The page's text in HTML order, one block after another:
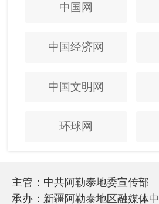
中国网
中国经济网
中国文明网
环球网
主管：中共阿勒泰地委宣传部
承办：新疆阿勒泰地区融媒体